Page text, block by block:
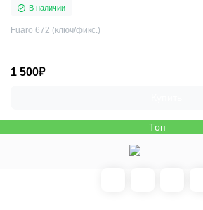
В наличии
Fuaro 672 (ключ/фикс.)
1 500₽
Топ